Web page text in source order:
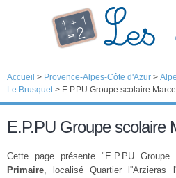
Accueil > Provence-Alpes-Côte d'Azur >
Le Brusquet> E.P.PU Groupe scolaire
E.P.PU Groupe scolaire
Cette page présente "E.P.PU
Primaire, localisé Quartier l''Arzieras